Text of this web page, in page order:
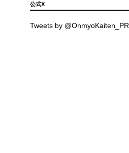
公式X
Tweets by @OnmyoKaiten_PR